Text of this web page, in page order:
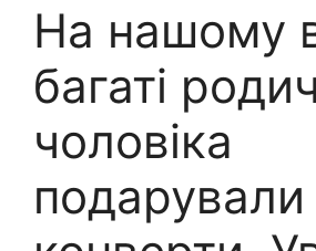
На нашому
багаті
чоловіка
подарували